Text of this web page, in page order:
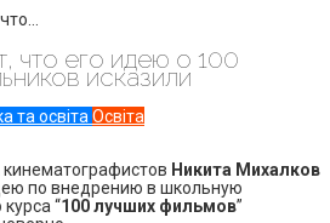
что его идею о 100
исказили
та освіта Освіта
кинематографистов Никита Михалков
по внедрению в школьную
“100 лучших фильмов”